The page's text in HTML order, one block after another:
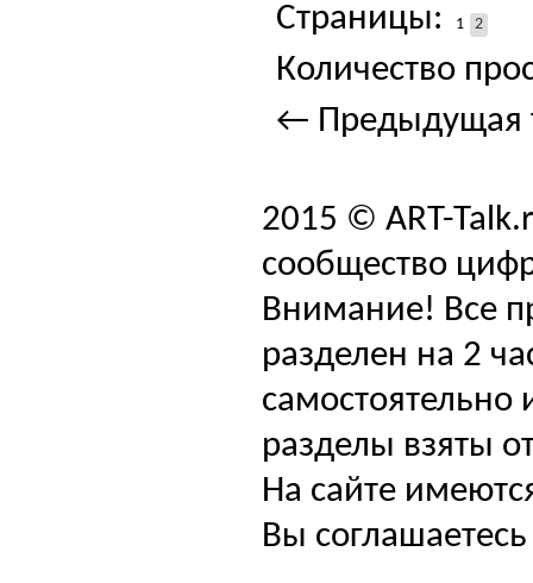
Страницы: 1 2
Количество
← Предыдущая
2015 © ART-
сообщество
Внимание! Все
разделен на 2
самостоятельно
разделы взяты
На сайте
Вы